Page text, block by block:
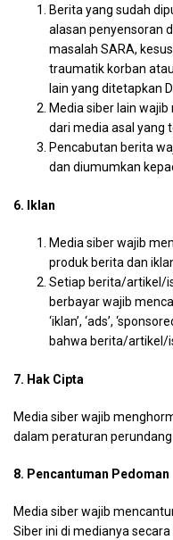
Berita yang sudah
alasan penyensoran
masalah SARA,
traumatik korban
lain yang ditetapkan
Media siber lain
dari media asal yang
Pencabutan berita
dan diumumkan
6. Iklan
Media siber wajib
produk berita dan
Setiap berita/artikel/
berbayar wajib
‘iklan’, ‘ads’,
bahwa berita/artikel/
7. Hak Cipta
Media siber wajib
dalam peraturan
8. Pencantuman Pedoman
Media siber wajib
Siber ini di medianya secara